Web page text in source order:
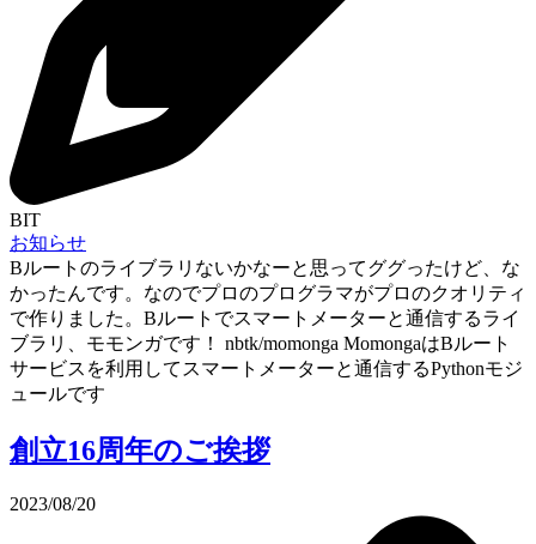
BIT
お知らせ
Bルートのライブラリないかなーと思ってググったけど、な
かったんです。なのでプロのプログラマがプロのクオリティ
で作りました。Bルートでスマートメーターと通信するライ
ブラリ、モモンガです！ nbtk/momonga MomongaはBルート
サービスを利用してスマートメーターと通信するPythonモジ
ュールです
創立16周年のご挨拶
2023/08/20